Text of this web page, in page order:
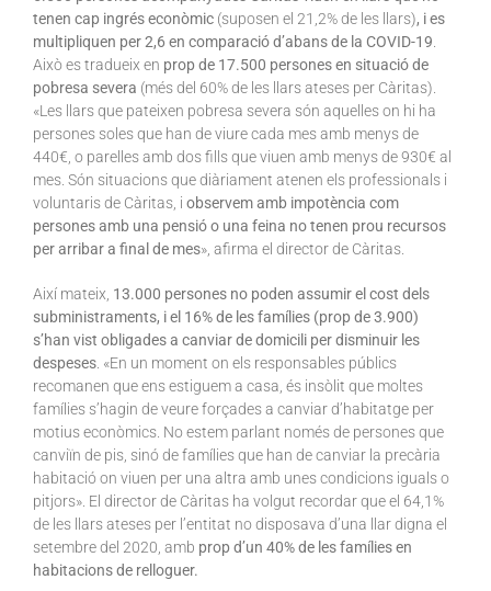
tenen cap ingrés econòmic (suposen el 21,2% de les llars), i es
multipliquen per 2,6 en comparació d’abans de la COVID-19
Això es tradueix en prop de 17.500 persones en situació de
pobresa severa (més del 60% de les llars ateses per Càritas).
«Les llars que pateixen pobresa severa són aquelles on hi ha
persones soles que han de viure cada mes amb menys de
440€, o parelles amb dos fills que viuen amb menys de 930€ al
mes. Són situacions que diàriament atenen els professionals i
voluntaris de Càritas, i observem amb impotència com
persones amb una pensió o una feina no tenen prou recursos
per arribar a final de mes», afirma el director de Càritas.
Així mateix, 13.000 persones no poden assumir el cost dels
subministraments, i el 16% de les famílies (prop de 3.900)
s’han vist obligades a canviar de domicili per disminuir les
despeses . «En un moment on els responsables públics
recomanen que ens estiguem a casa, és insòlit que moltes
famílies s’hagin de veure forçades a canviar d’habitatge per
motius econòmics. No estem parlant només de persones que
canviïn de pis, sinó de famílies que han de canviar la precària
habitació on viuen per una altra amb unes condicions iguals o
pitjors». El director de Càritas ha volgut recordar que el 64,1%
de les llars ateses per l’entitat no disposava d’una llar digna el
setembre del 2020, amb prop d’un 40% de les famílies en
habitacions de relloguer.